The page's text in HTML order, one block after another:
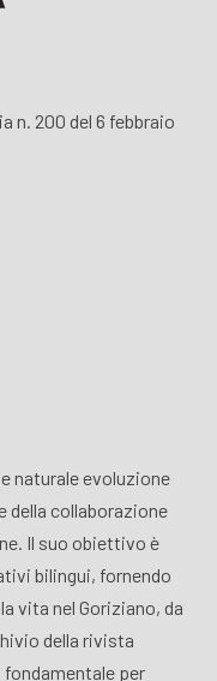
n. 200 del 6 febbraio
naturale evoluzione
della collaborazione
Il suo obiettivo è
bilingui, fornendo
vita nel Goriziano, da
della rivista
per